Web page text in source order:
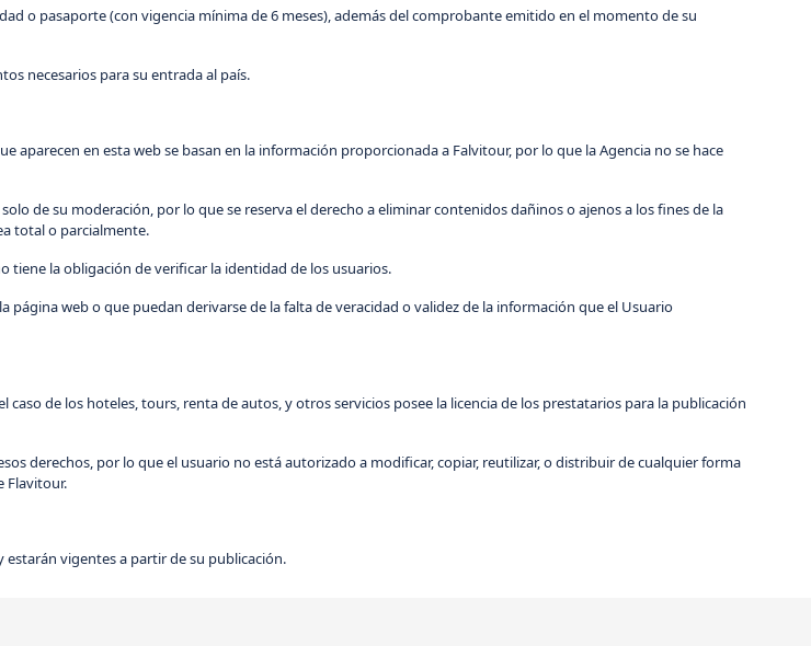
o pasaporte (con vigencia mínima de 6 meses), además del comprobante emitido en el momento de su
necesarios para su entrada al país.
aparecen en esta web se basan en la información proporcionada a Falvitour, por lo que la Agencia no se hace
de su moderación, por lo que se reserva el derecho a eliminar contenidos dañinos o ajenos a los fines de la
total o parcialmente.
tiene la obligación de verificar la identidad de los usuarios.
web o que puedan derivarse de la falta de veracidad o validez de la información que el Usuario
de los hoteles, tours, renta de autos, y otros servicios posee la licencia de los prestatarios para la publicación
derechos, por lo que el usuario no está autorizado a modificar, copiar, reutilizar, o distribuir de cualquier forma
Flavitour.
vigentes a partir de su publicación.